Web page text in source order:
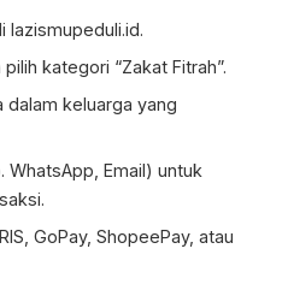
lazismupeduli.id.
kategori “Zakat Fitrah”.
dalam keluarga yang
WhatsApp, Email) untuk
GoPay, ShopeePay, atau